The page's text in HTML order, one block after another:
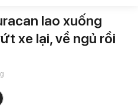
lao xuống
xe lại, về ngủ rồi